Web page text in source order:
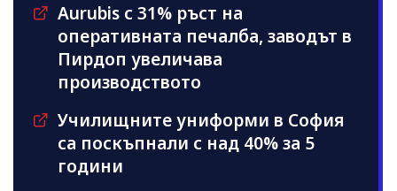
Aurubis с 31% ръст на
оперативната печалба, заводът в
Пирдоп увеличава
производството
Училищните униформи в София
са поскъпнали с над 40% за 5
години